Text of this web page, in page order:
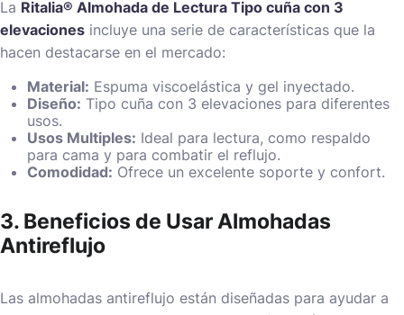
La Ritalia® Almohada de Lectura Tipo cuña con 3
elevaciones incluye una serie de características que la
hacen destacarse en el mercado:
Material: Espuma viscoelástica y gel inyectado.
Diseño: Tipo cuña con 3 elevaciones para diferentes
usos.
Usos Multiples: Ideal para lectura, como respaldo
para cama y para combatir el reflujo.
Comodidad: Ofrece un excelente soporte y confort.
3. Beneficios de Usar Almohadas
Antireflujo
Las almohadas antireflujo están diseñadas para ayudar a